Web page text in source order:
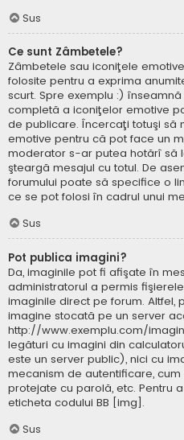
Sus
Ce sunt Zâmbetele?
Zâmbetele sau iconiţele
folosite pentru a exprima
scurt. Spre exemplu :)
completă a iconiţelor emotive
de publicare. Încercaţi totuşi să
emotive pentru că pot face un
moderator s-ar putea hotărî să
şteargă mesajul cu totul. De
forumului poate să specifice o
ce se pot folosi în cadrul unui
Sus
Pot publica imagini?
Da, imaginile pot fi afişate în
administratorul a permis
imaginile direct pe forum. Altfel,
imagine stocată pe un server
http://www.exemplu.com/
legături cu imagini din
este un server public), nici cu
mecanism de autentificare,
protejate cu parolă, etc. Pentru
eticheta codului BB [img].
Sus